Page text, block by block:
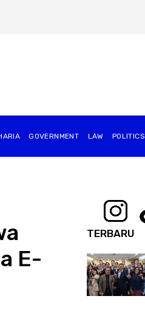
GOVERNMENT ⁠LAW POLITICS
E-
TERBARU